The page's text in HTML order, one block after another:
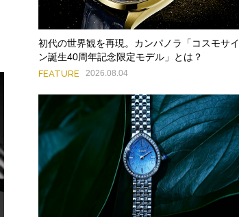
初代の世界観を再現。カンパノラ「コスモサイ
ン誕生40周年記念限定モデル」とは？
FEATURE 2026.08.04